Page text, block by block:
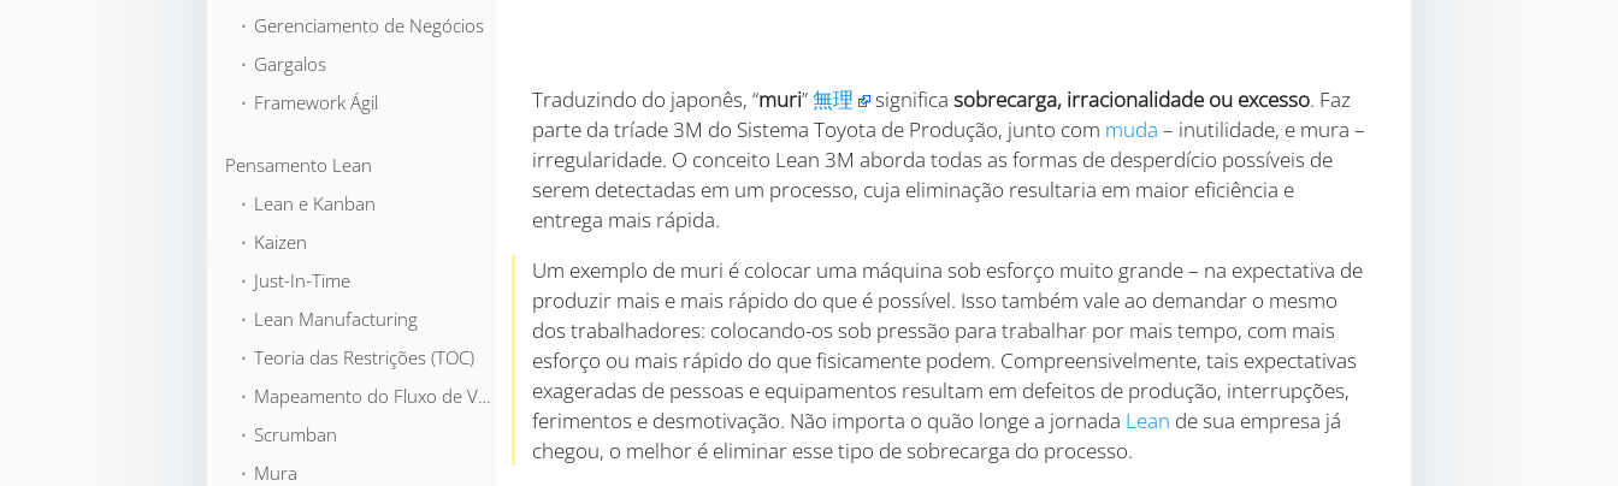
⬞ Gerenciamento de Negócios
⬞ Gargalos
⬞ Framework Ágil
Pensamento Lean
⬞ Lean e Kanban
⬞ Kaizen
⬞ Just-In-Time
⬞ Lean Manufacturing
⬞ Teoria das Restrições (TOC)
⬞ Mapeamento do Fluxo de Valor (VSM)
⬞ Scrumban
⬞ Mura
Traduzindo do japonês, “muri”無理 significa sobrecarga, irracionalidade ou excesso. Faz
parte da tríade 3M do Sistema Toyota de Produção, junto com muda – inutilidade, e mura –
irregularidade. O conceito Lean 3M aborda todas as formas de desperdício possíveis de
serem detectadas em um processo, cuja eliminação resultaria em maior eficiência e
entrega mais rápida.
Um exemplo de muri é colocar uma máquina sob esforço muito grande – na expectativa de
produzir mais e mais rápido do que é possível. Isso também vale ao demandar o mesmo
dos trabalhadores: colocando-os sob pressão para trabalhar por mais tempo, com mais
esforço ou mais rápido do que fisicamente podem. Compreensivelmente, tais expectativas
exageradas de pessoas e equipamentos resultam em defeitos de produção, interrupções,
ferimentos e desmotivação. Não importa o quão longe a jornada Lean de sua empresa já
chegou, o melhor é eliminar esse tipo de sobrecarga do processo.